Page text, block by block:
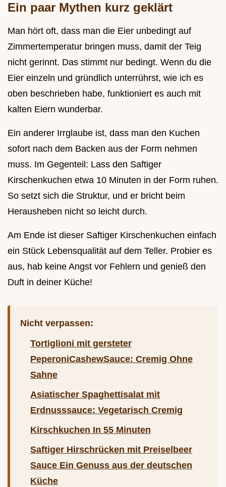
Ein paar Mythen kurz geklärt
Man hört oft, dass man die Eier unbedingt auf
Zimmertemperatur bringen muss, damit der Teig
nicht gerinnt. Das stimmt nur bedingt. Wenn du die
Eier einzeln und gründlich unterrührst, wie ich es
oben beschrieben habe, funktioniert es auch mit
kalten Eiern wunderbar.
Ein anderer Irrglaube ist, dass man den Kuchen
sofort nach dem Backen aus der Form nehmen
muss. Im Gegenteil: Lass den Saftiger
Kirschenkuchen etwa 10 Minuten in der Form ruhen.
So setzt sich die Struktur, und er bricht beim
Herausheben nicht so leicht durch.
Am Ende ist dieser Saftiger Kirschenkuchen einfach
ein Stück Lebensqualität auf dem Teller. Probier es
aus, hab keine Angst vor Fehlern und genieß den
Duft in deiner Küche!
Nicht verpassen:
Tortiglioni mit gersteter
PeperoniCashewSauce: Cremig Ohne
Sahne
Asiatischer Spaghettisalat mit
Erdnusssauce: Vegetarisch Cremig
Kirschkuchen In 55 Minuten
Saftiger Hirschrücken mit Preiselbeer
Sauce Ein Genuss aus der deutschen
Küche